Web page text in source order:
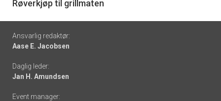
6
Røverkjøp til grillmaten
Footer
-
links
Ansvarlig redaktør:
Aase E. Jacobsen
Daglig leder:
Jan H. Amundsen
Event manager: